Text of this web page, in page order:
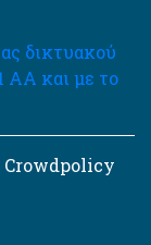
δικτυακού
AA και με το
Crowdpolicy